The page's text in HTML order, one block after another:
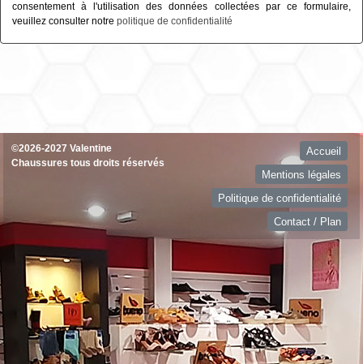
consentement à l'utilisation des données collectées par ce formulaire,
veuillez consulter notre politique de confidentialité
©2026-2027 Valentine
Chaussures tous droits réservés
Accueil
Mentions légales
Politique de confidentialité
Contact / Plan